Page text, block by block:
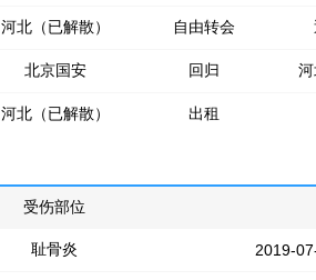
河北（已解散） 自由转会
北京国安 回归
河北（已解散） 出租
受伤部位
耻骨炎 2019-